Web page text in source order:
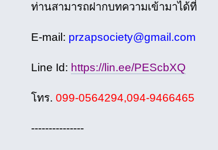
ท่านสามารถฝากบทความเข้ามาได้ที่
E-mail: przapsociety@gmail.com
Line Id: https://lin.ee/PEScbXQ
โทร. 099-0564294,094-9466465
---------------